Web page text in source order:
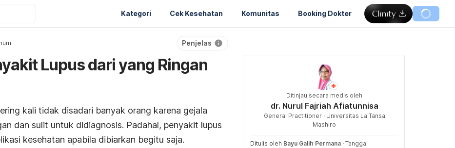
Kategori Cek Kesehatan Komunitas Booking Dokter
Penjelas
Lupus dari yang Ringan
kali tidak disadari banyak orang karena gejala
dan sulit untuk didiagnosis. Padahal, penyakit lupus
kesehatan apabila dibiarkan begitu saja.
Ditinjau secara medis oleh
dr. Nurul Fajriah Afiatunnisa
General Practitioner · Universitas La Tansa
Mashiro
Ditulis oleh Bayu Galih Permana · Tanggal